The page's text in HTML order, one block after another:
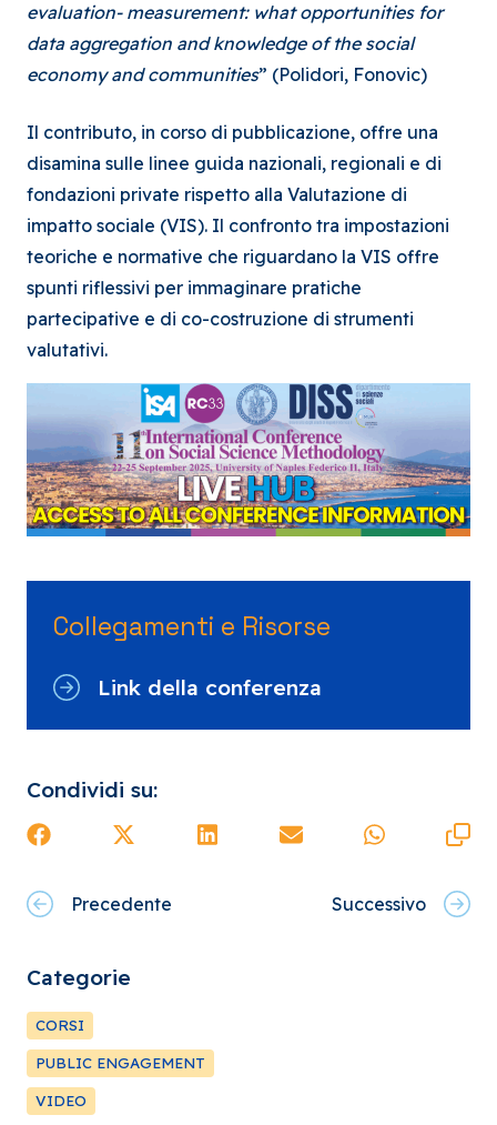
evaluation- measurement: what opportunities for
data aggregation and knowledge of the social
economy and communities” (Polidori, Fonovic)
Il contributo, in corso di pubblicazione, offre una
disamina sulle linee guida nazionali, regionali e di
fondazioni private rispetto alla Valutazione di
impatto sociale (VIS). Il confronto tra impostazioni
teoriche e normative che riguardano la VIS offre
spunti riflessivi per immaginare pratiche
partecipative e di co-costruzione di strumenti
valutativi.
Collegamenti e Risorse
Link della conferenza
Condividi su:
Precedente Successivo
Categorie
CORSI
PUBLIC ENGAGEMENT
VIDEO